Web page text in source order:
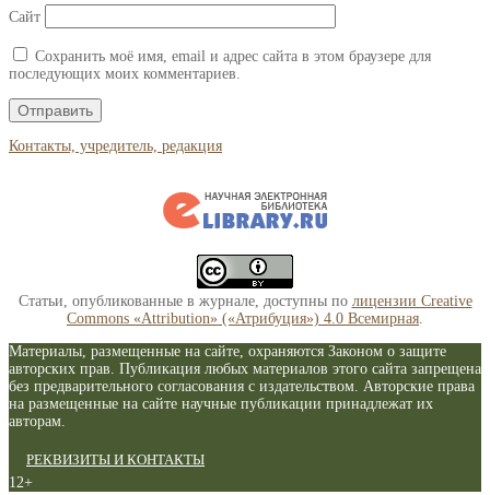
Сайт
Сохранить моё имя, email и адрес сайта в этом браузере для
последующих моих комментариев.
Контакты, учредитель, редакция
Статьи, опубликованные в журнале, доступны по лицензии Creative
Commons «Attribution» («Атрибуция») 4.0 Всемирная
Материалы, размещенные на сайте, охраняются Законом о защите
авторских прав. Публикация любых материалов этого сайта запрещена
без предварительного согласования с издательством. Авторские права
на размещенные на сайте научные публикации принадлежат их
авторам.
РЕКВИЗИТЫ И КОНТАКТЫ
12+